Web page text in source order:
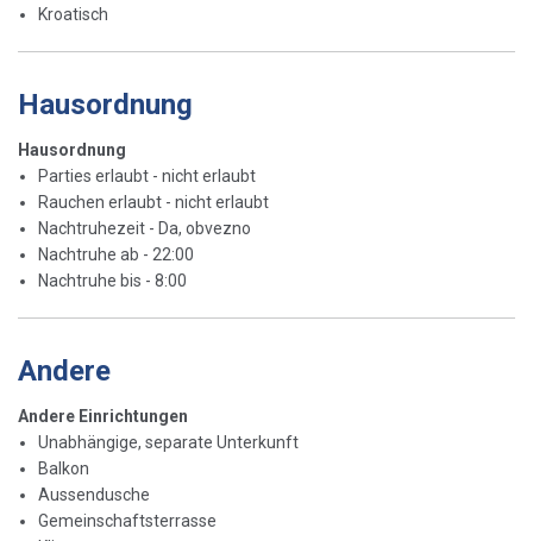
Kroatisch
Hausordnung
Hausordnung
Parties erlaubt - nicht erlaubt
Rauchen erlaubt - nicht erlaubt
Nachtruhezeit - Da, obvezno
Nachtruhe ab - 22:00
Nachtruhe bis - 8:00
Andere
Andere Einrichtungen
Unabhängige, separate Unterkunft
Balkon
Aussendusche
Gemeinschaftsterrasse